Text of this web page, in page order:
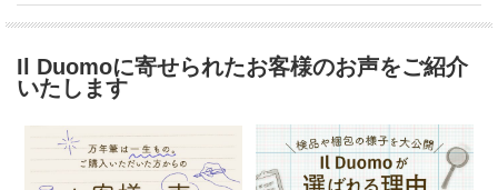
Il Duomoに寄せられたお客様のお声をご紹介
いたします